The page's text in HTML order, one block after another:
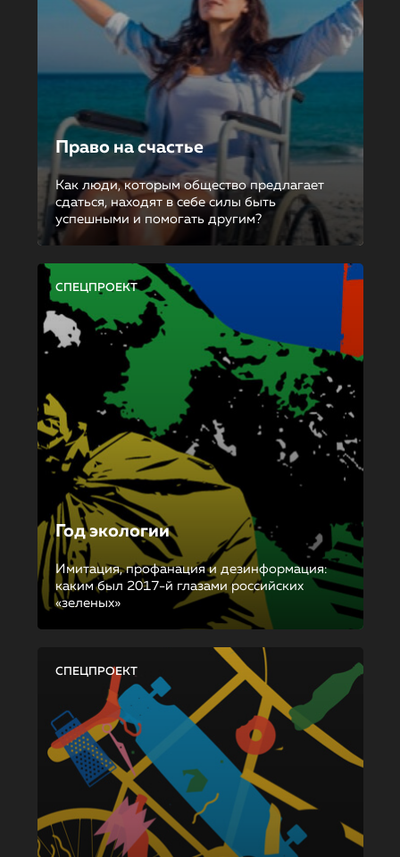
Право на счастье
Как люди, которым общество предлагает
сдаться, находят в себе силы быть
успешными и помогать другим?
СПЕЦПРОЕКТ
Год экологии
Имитация, профанация и дезинформация:
каким был 2017-й глазами российских
«зеленых»
СПЕЦПРОЕКТ